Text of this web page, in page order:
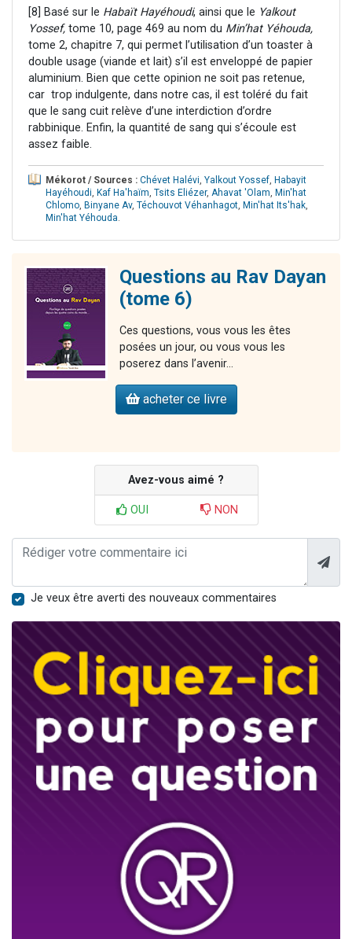
[8] Basé sur le Habaït Hayéhoudi, ainsi que le Yalkout
Yossef, tome 10, page 469 au nom du Min’hat Yéhouda,
tome 2, chapitre 7, qui permet l’utilisation d’un toaster à
double usage (viande et lait) s’il est enveloppé de papier
aluminium. Bien que cette opinion ne soit pas retenue,
car trop indulgente, dans notre cas, il est toléré du fait
que le sang cuit relève d’une interdiction d’ordre
rabbinique. Enfin, la quantité de sang qui s’écoule est
assez faible.
Mékorot / Sources : Chévet Halévi, Yalkout Yossef, Habayit
Hayéhoudi, Kaf Ha'haïm, Tsits Eliézer, Ahavat 'Olam, Min'hat
Chlomo, Binyane Av, Téchouvot Véhanhagot, Min'hat Its'hak,
Min'hat Yéhouda.
Questions au Rav Dayan
(tome 6)
Ces questions, vous vous les êtes
posées un jour, ou vous vous les
poserez dans l’avenir…
acheter ce livre
Avez-vous aimé ?
OUI NON
Je veux être averti des nouveaux commentaires